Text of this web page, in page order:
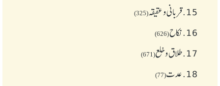
15. قربانی و عقیقہ(325)
16. نکاح(626)
17. طلاق و خلع(671)
18. عدت(77)